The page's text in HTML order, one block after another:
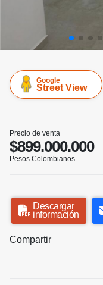
Google
Street View
Precio de venta
$899.000.000
Pesos Colombianos
Descargar
información
Compartir